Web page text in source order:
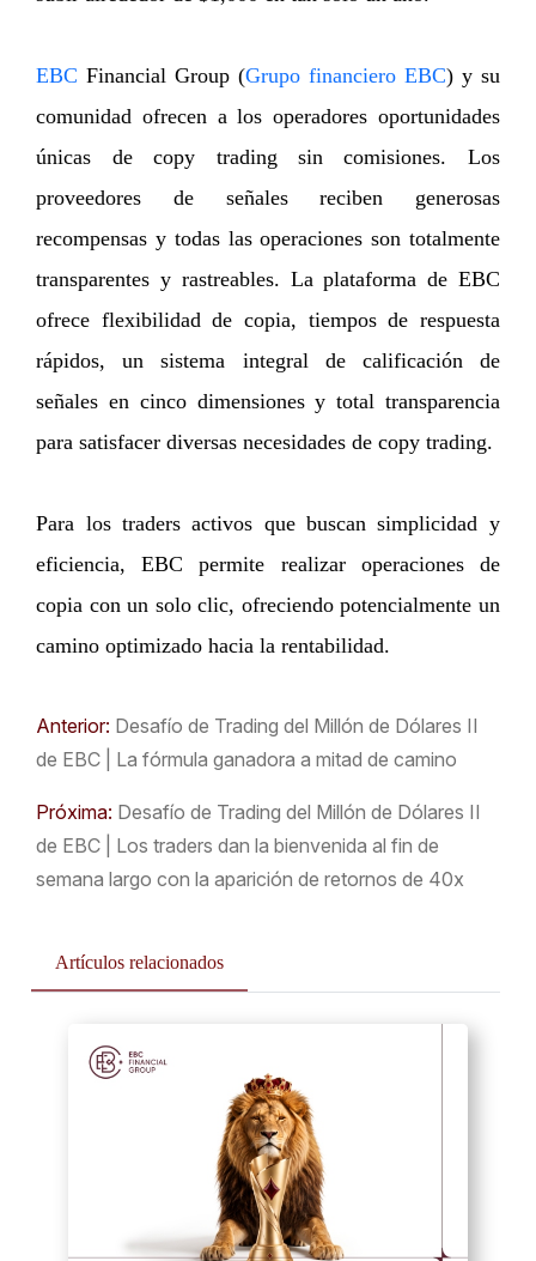
EBC Financial Group (Grupo financiero EBC) y su
comunidad ofrecen a los operadores oportunidades
únicas de copy trading sin comisiones. Los
proveedores de señales reciben generosas
recompensas y todas las operaciones son totalmente
transparentes y rastreables. La plataforma de EBC
ofrece flexibilidad de copia, tiempos de respuesta
rápidos, un sistema integral de calificación de
señales en cinco dimensiones y total transparencia
para satisfacer diversas necesidades de copy trading.
Para los traders activos que buscan simplicidad y
eficiencia, EBC permite realizar operaciones de
copia con un solo clic, ofreciendo potencialmente un
camino optimizado hacia la rentabilidad.
Anterior: Desafío de Trading del Millón de Dólares II
de EBC | La fórmula ganadora a mitad de camino
Próxima: Desafío de Trading del Millón de Dólares II
de EBC | Los traders dan la bienvenida al fin de
semana largo con la aparición de retornos de 40x
Artículos relacionados